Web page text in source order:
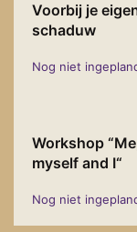
Voorbij je
schaduw
Nog niet
Workshop
myself and I“
Nog niet